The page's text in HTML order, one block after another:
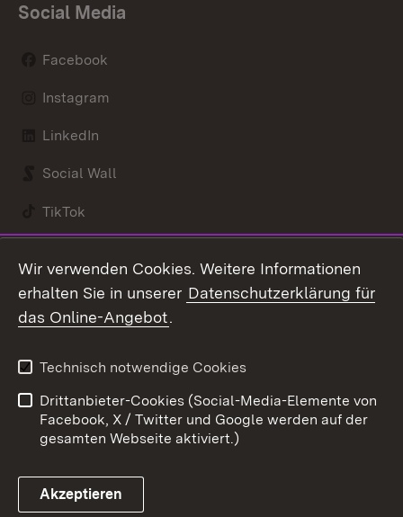
Social Media
Facebook
Instagram
LinkedIn
Social Wall
TikTok
Link zum Landesportal
Kontakt
Barrierefreiheit
Impressum
Cookies
Wir verwenden Cookies. Weitere Informationen
erhalten Sie in unserer Datenschutzerklärung für
das Online-Angebot.
Technisch notwendige Cookies
Drittanbieter-Cookies (Social-Media-Elemente von
Facebook, X / Twitter und Google werden auf der
gesamten Webseite aktiviert.)
Akzeptieren